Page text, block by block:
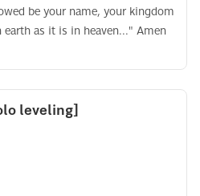
be your name, your kingdom
as it is in heaven..." Amen
leveling]